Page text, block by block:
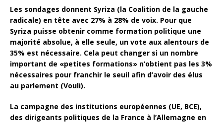
Les sondages donnent Syriza (la Coalition de la gauche
radicale) en tête avec 27% à 28% de voix. Pour que
Syriza puisse obtenir comme formation politique une
majorité absolue, à elle seule, un vote aux alentours de
35% est nécessaire. Cela peut changer si un nombre
important de «petites formations» n’obtient pas les 3%
nécessaires pour franchir le seuil afin d’avoir des élus
au parlement (Vouli).
La campagne des institutions européennes (UE, BCE),
des dirigeants politiques de la France à l’Allemagne en